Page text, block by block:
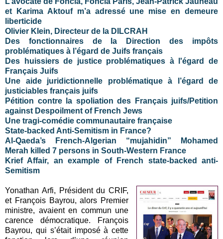
et Karima Aktouf m’a adressé une mise en demeure
liberticide
Olivier Klein, Directeur de la DILCRAH
Des fonctionnaires de la Direction des impôts
problématiques à l’égard de Juifs français
Des huissiers de justice problématiques à l'égard de
Français Juifs
Une aide juridictionnelle problématique à l’égard de
justiciables français juifs
Pétition contre la spoliation des Français juifs/Petition
against Despoilment of French Jews
Une tragi-comédie communautaire française
State-backed Anti-Semitism in France?
Al-Qaeda’s French-Algerian “mujahidin” Mohamed
Merah killed 7 persons in South-Western France
Krief Affair, an example of French state-backed anti-
Semitism
Yonathan Arfi, Président du CRIF,
et François Bayrou, alors Premier
ministre, avaient en commun une
carence démocratique. François
Bayrou, qui s’était imposé à cette